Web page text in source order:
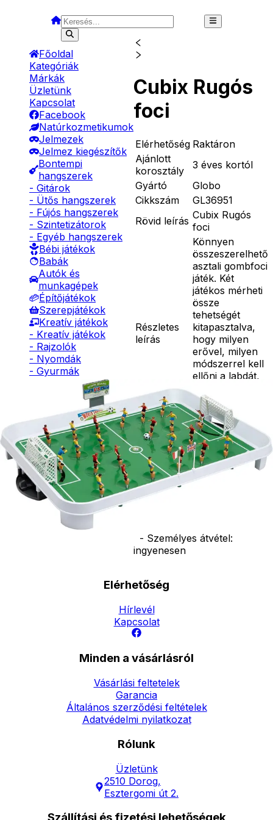
Főoldal
Kategóriák
Márkák
Üzletünk
Kapcsolat
Facebook
Natúrkozmetikumok
Jelmezek
Jelmez kiegészítők
Bontempi
hangszerek
- Gitárok
- Ütős hangszerek
- Fújós hangszerek
- Szintetizátorok
- Egyéb hangszerek
Bébi játékok
Babák
Autók és
munkagépek
Építőjátékok
Szerepjátékok
Kreatív játékok
- Kreatív játékok
- Rajzolók
- Nyomdák
- Gyurmák
Társasjátékok
Asztali játékok
Nyári játékok
- Homokozójátékok
- Műanyag hajók
- Hinta, csúszda
- Ütők, dobálók
- Strandcikkek
- Egyéb nyári játékok
Lábbal hajtós
járművek
Téli játékok
Cubix Rugós
foci
Elérhetőség Raktáron
Ajánlott
korosztály
3 éves kortól
Gyártó
Globo
Cikkszám
GL36951
Rövid leírás Cubix Rugós
foci
Részletes
leírás
Könnyen
összeszerelhető
asztali gombfoci
játék. Két
játékos mérheti
össze
tehetségét
kitapasztalva,
hogy milyen
erővel, milyen
módszerrel kell
ellőni a labdát,
kapujába
találjon. Mérete:
37,2*53,6,6 cm.
Ár
10990
Ft
Darab
Kosárba
Szállítás:
- Csomagautomata: 1190
forinttól
- Személyes átvétel:
ingyenesen
Elérhetőség
Hírlevél
Kapcsolat
Minden a vásárlásról
Vásárlási feltetelek
Garancia
Általános szerződési feltételek
Adatvédelmi nyilatkozat
Rólunk
Üzletünk
2510 Dorog,
Esztergomi út 2.